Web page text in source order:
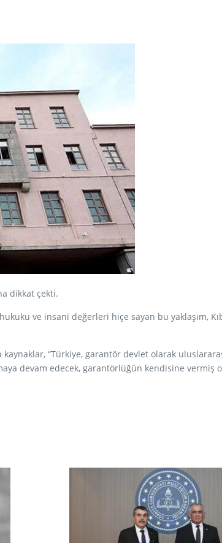
dikkat çekti.
ve insani değerleri hiçe sayan bu yaklaşım,
kaynaklar, “Türkiye, garantör devlet olarak
devam edecek, garantörlüğün kendisine vermiş